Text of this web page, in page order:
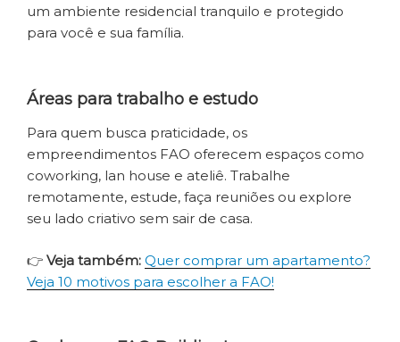
um ambiente residencial tranquilo e protegido
para você e sua família.
Áreas para trabalho e estudo
Para quem busca praticidade, os
empreendimentos FAO oferecem espaços como
coworking, lan house e ateliê. Trabalhe
remotamente, estude, faça reuniões ou explore
seu lado criativo sem sair de casa.
👉 Veja também: Quer comprar um apartamento?
Veja 10 motivos para escolher a FAO!